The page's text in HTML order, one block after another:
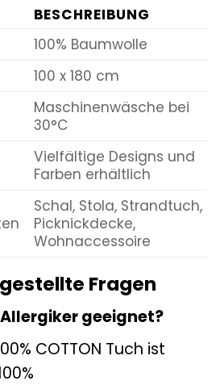
BESCHREIBUNG
100% Baumwolle
100 x 180 cm
Maschinenwäsche bei
30°C
Vielfältige Designs und
Farben erhältlich
Schal, Stola, Strandtuch,
Picknickdecke,
Wohnaccessoire
Fragen
geeignet?
COTTON Tuch ist